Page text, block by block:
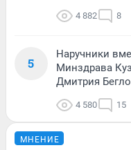
4 882 8
5
Наручники
Минздрава
Дмитрия
4 580 15
МНЕНИЕ